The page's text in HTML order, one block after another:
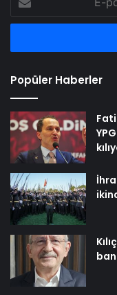
posta
adresinizi
Popüler Haberler